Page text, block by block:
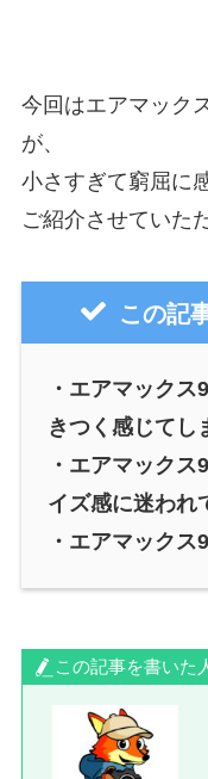
今回はエアマック
が、
小さすぎて窮屈に
ご紹介させていた
この記
・エアマック
きつく感じてし
・エアマック
イズ感に迷われ
・エアマック
この記事を書いた